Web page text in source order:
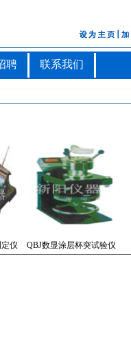
聘 联系我们
仪 QBJ数显涂层杯突试验仪